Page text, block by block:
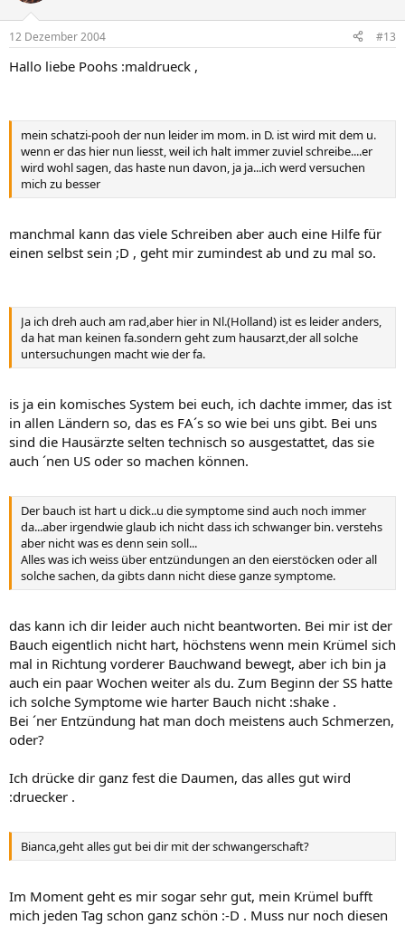
12 Dezember 2004 #13
Hallo liebe Poohs :maldrueck ,
mein schatzi-pooh der nun leider im mom. in D. ist wird mit dem u.
wenn er das hier nun liesst, weil ich halt immer zuviel schreibe....er
wird wohl sagen, das haste nun davon, ja ja...ich werd versuchen
mich zu besser
manchmal kann das viele Schreiben aber auch eine Hilfe für
einen selbst sein ;D , geht mir zumindest ab und zu mal so.
Ja ich dreh auch am rad,aber hier in Nl.(Holland) ist es leider anders,
da hat man keinen fa.sondern geht zum hausarzt,der all solche
untersuchungen macht wie der fa.
is ja ein komisches System bei euch, ich dachte immer, das ist
in allen Ländern so, das es FA´s so wie bei uns gibt. Bei uns
sind die Hausärzte selten technisch so ausgestattet, das sie
auch ´nen US oder so machen können.
Der bauch ist hart u dick..u die symptome sind auch noch immer
da...aber irgendwie glaub ich nicht dass ich schwanger bin. verstehs
aber nicht was es denn sein soll...
Alles was ich weiss über entzündungen an den eierstöcken oder all
solche sachen, da gibts dann nicht diese ganze symptome.
das kann ich dir leider auch nicht beantworten. Bei mir ist der
Bauch eigentlich nicht hart, höchstens wenn mein Krümel sich
mal in Richtung vorderer Bauchwand bewegt, aber ich bin ja
auch ein paar Wochen weiter als du. Zum Beginn der SS hatte
ich solche Symptome wie harter Bauch nicht :shake .
Bei ´ner Entzündung hat man doch meistens auch Schmerzen,
oder?
Ich drücke dir ganz fest die Daumen, das alles gut wird
:druecker .
Bianca,geht alles gut bei dir mit der schwangerschaft?
Im Moment geht es mir sogar sehr gut, mein Krümel bufft
mich jeden Tag schon ganz schön :-D . Muss nur noch diesen